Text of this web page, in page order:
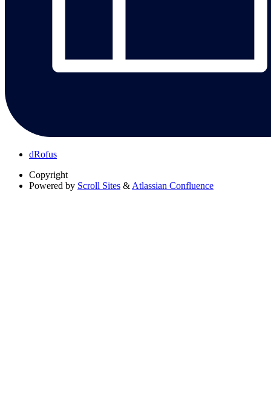
dRofus
Copyright
Powered by Scroll Sites & Atlassian Confluence